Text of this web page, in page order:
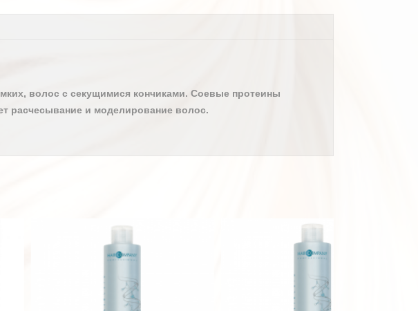
волос с секущимися кончиками. Соевые протеины
расчесывание и моделирование волос.